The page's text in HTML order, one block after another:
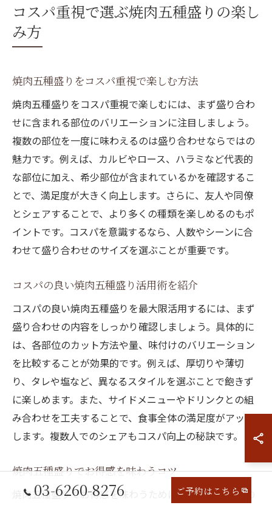
コスパ重視で選ぶ焼肉五種盛りの楽し
み方
焼肉五種盛りをコスパ重視で楽しむ方法
焼肉五種盛りをコスパ重視で楽しむには、まず盛り合わ
せに含まれる部位のバリエーションに注目しましょう。
複数の部位を一度に味わえるのは盛り合わせならではの
魅力です。例えば、カルビやロース、ハラミなど代表的
な部位に加え、希少部位が含まれているかを確認するこ
とで、満足度が大きく向上します。さらに、友人や同僚
とシェアすることで、より多くの種類を楽しめるのもポ
イントです。コスパを意識するなら、人数やシーンに合
わせて盛り合わせのサイズを選ぶことが重要です。
コスパの良い焼肉五種盛り活用術を紹介
コスパの良い焼肉五種盛りを最大限活用するには、まず
盛り合わせの内容をしっかり確認しましょう。具体的に
は、各部位のカット方法や量、味付けのバリエーション
を比較することが効果的です。例えば、厚切りや薄切
り、タレや塩など、異なるスタイルを選ぶことで飽きず
に楽しめます。また、サイドメニューやドリンクとの組
み合わせを工夫することで、食事全体の満足度がアップ
します。複数人でのシェアもコスパ向上の秘訣です。
焼肉五種盛りでお得感を味わうコツ
焼肉五種盛りでお得感を味わうためには、盛り合わせの
03-6260-8276 ご予約はこちら